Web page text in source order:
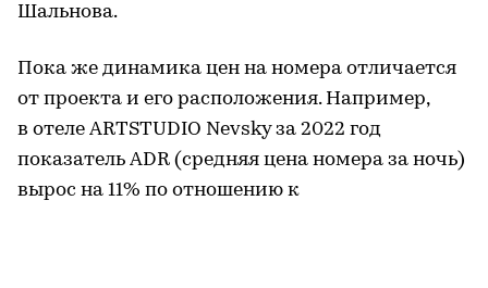
Шальнова.
Пока же динамика цен на номера отличается
от проекта и его расположения. Например,
в отеле ARTSTUDIO Nevsky за 2022 год
показатель ADR (средняя цена номера за ночь)
вырос на 11% по отношению к